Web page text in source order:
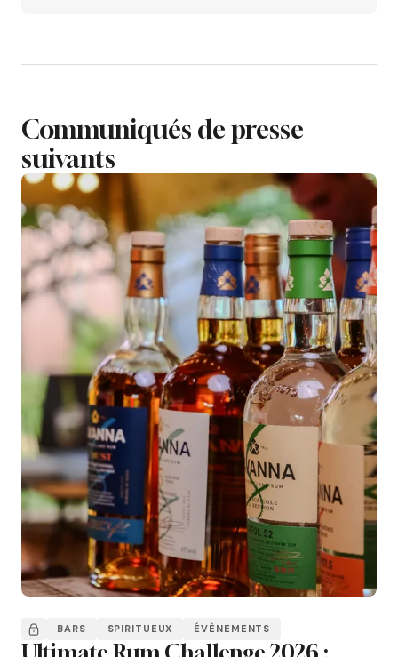
Communiqués de presse
suivants
BARS SPIRITUEUX ÉVÈNEMENTS